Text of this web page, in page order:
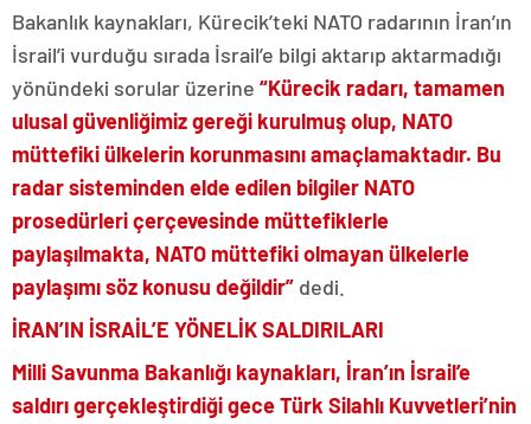
Bakanlık kaynakları, Kürecik’teki NATO radarının İran’ın
İsrail’i vurduğu sırada İsrail’e bilgi aktarıp aktarmadığı
yönündeki sorular üzerine “Kürecik radarı, tamamen
ulusal güvenliğimiz gereği kurulmuş olup, NATO
müttefiki ülkelerin korunmasını amaçlamaktadır. Bu
radar sisteminden elde edilen bilgiler NATO
prosedürleri çerçevesinde müttefiklerle
paylaşılmakta, NATO müttefiki olmayan ülkelerle
paylaşımı söz konusu değildir” dedi.
İRAN’IN İSRAİL’E YÖNELİK SALDIRILARI
Milli Savunma Bakanlığı kaynakları, İran’ın İsrail’e
saldırı gerçekleştirdiği gece Türk Silahlı Kuvvetleri’nin